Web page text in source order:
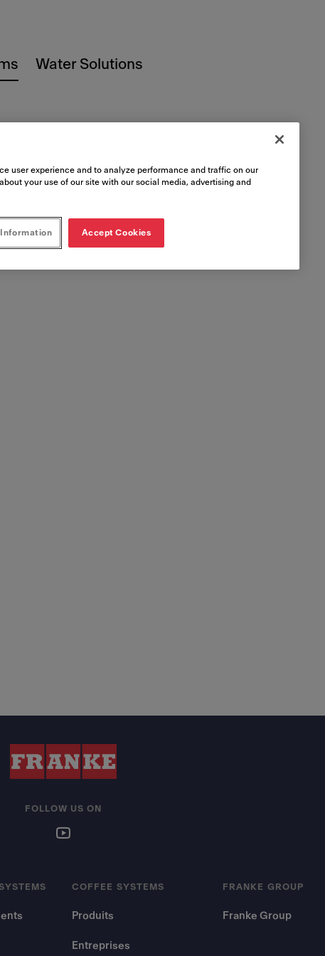
Water Solutions
COFFEE SYSTEMS
Produits
Entreprises
FRANKE GROUP
Franke Group
FOLLOW US ON
user experience and to analyze performance and traffic on our
your use of our site with our social media, advertising and
Information Accept Cookies